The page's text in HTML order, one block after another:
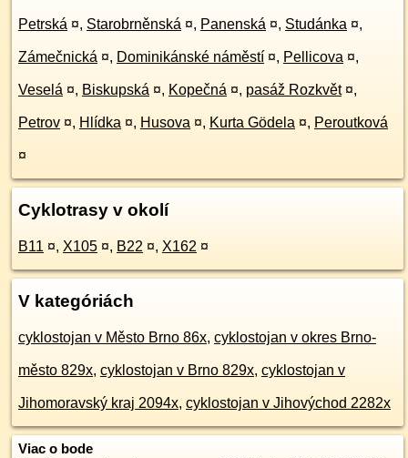
Petrská ¤, Starobrněnská ¤, Panenská ¤, Studánka ¤,
Zámečnická ¤, Dominikánské náměstí ¤, Pellicova ¤,
Veselá ¤, Biskupská ¤, Kopečná ¤, pasáž Rozkvět ¤,
Petrov ¤, Hlídka ¤, Husova ¤, Kurta Gödela ¤, Peroutková
¤
Cyklotrasy v okolí
B11 ¤, X105 ¤, B22 ¤, X162 ¤
V kategóriách
cyklostojan v Město Brno 86x, cyklostojan v okres Brno-
město 829x, cyklostojan v Brno 829x, cyklostojan v
Jihomoravský kraj 2094x, cyklostojan v Jihovýchod 2282x
Viac o bode